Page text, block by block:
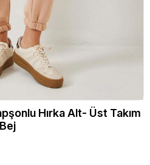
Hırka Alt- Üst Takım